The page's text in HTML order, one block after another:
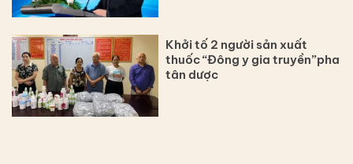
Khởi tố 2 người sản xuất
thuốc “Đông y gia truyền”pha
tân dược